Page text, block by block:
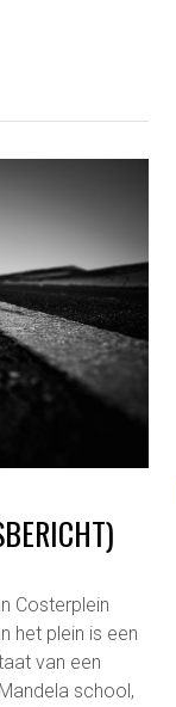
Costerplein
het plein is een
van een
school,